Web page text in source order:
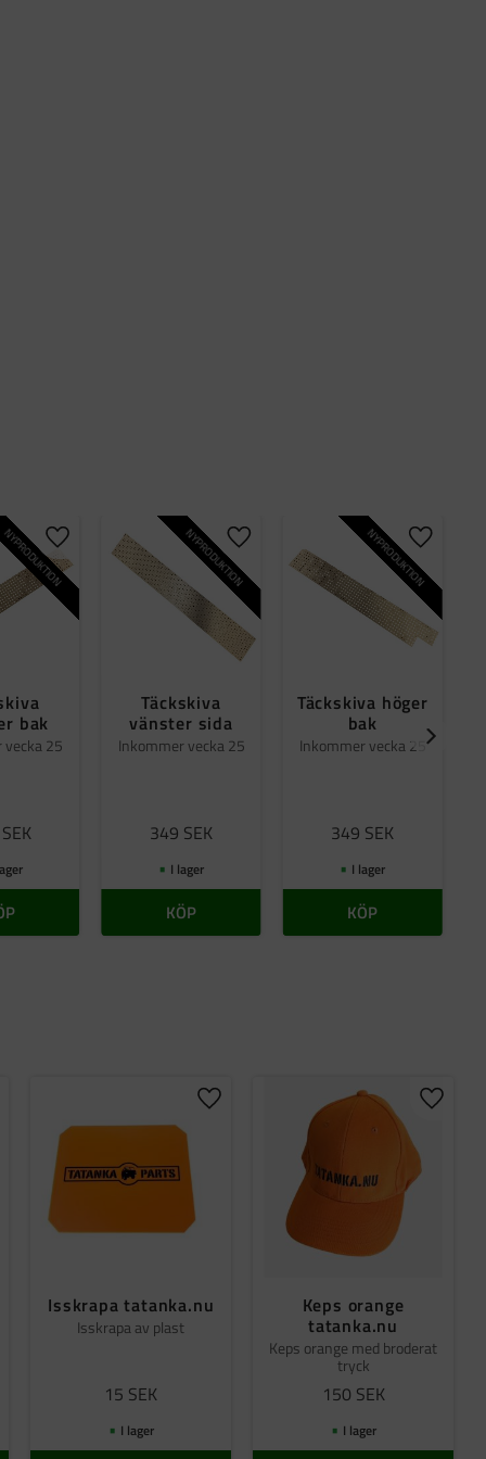
bak
vecka 25
SEK
NYPRODUKTIONLägg till i favoriter
Täckskiva
vänster sida
Inkommer vecka 25
349 SEK
NYPRODUKTIONLägg till i favoriter
I lager
KÖP
Täckskiva höger
bak
Inkommer vecka 25
349 SEK
NYPRODUKTIONLägg till
I lager
KÖP
till i favoriter
Isskrapa tatanka.nu
Isskrapa av plast
15 SEK
Lägg till i favoriter
I lager
Keps orange
tatanka.nu
Keps orange med broderat
tryck
150 SEK
Lägg
I lager